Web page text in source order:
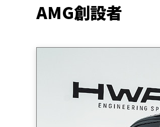
AMG創設者